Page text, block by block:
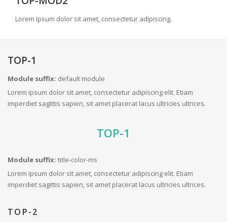
Lorem ipsum dolor sit amet, consectetur adipiscing.
TOP-1
Module suffix: default module
Lorem ipsum dolor sit amet, consectetur adipiscing elit. Etiam
imperdiet sagittis sapien, sit amet placerat lacus ultricies ultrices.
TOP-1
Module suffix: title-color-ms
Lorem ipsum dolor sit amet, consectetur adipiscing elit. Etiam
imperdiet sagittis sapien, sit amet placerat lacus ultricies ultrices.
TOP-2